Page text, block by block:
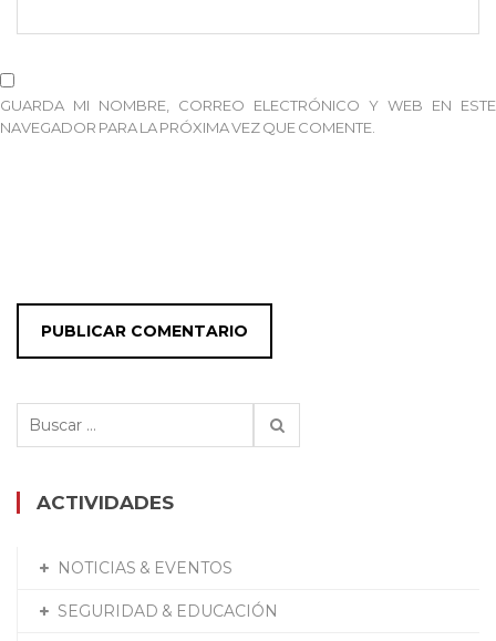
GUARDA MI NOMBRE, CORREO ELECTRÓNICO Y WEB EN ESTE
NAVEGADOR PARA LA PRÓXIMA VEZ QUE COMENTE.
Buscar:
ACTIVIDADES
NOTICIAS & EVENTOS
SEGURIDAD & EDUCACIÓN